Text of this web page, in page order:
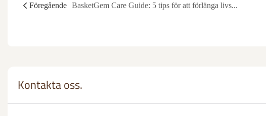
Föregående BasketGem Care Guide: 5 tips för att förlänga livslängden
Kontakta oss.